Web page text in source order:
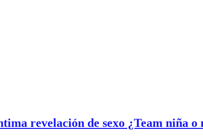
revelación de sexo ¿Team niña o